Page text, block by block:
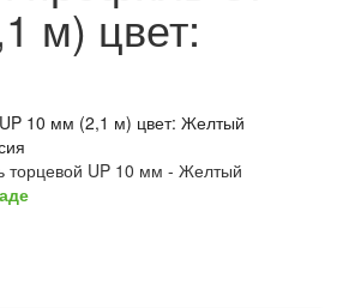
м) цвет:
торцевой UP 10 мм - Желтый